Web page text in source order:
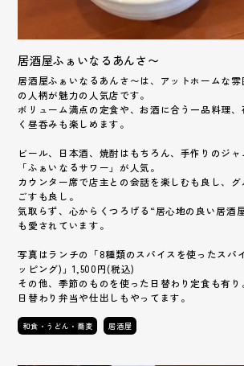
居酒屋ふぁいなるあんさ〜
居酒屋ふぁいなるあんさ〜は、アットホームな
の人柄が魅力の人気店です。
ボリューム満点の定食や、お酒に合う一品料理
く昼呑みも楽しめます。
ビール、日本酒、焼酎はもちろん、手作りのジ
「ふぁいなるサワー」が人気。
カウンター席で店主との会話を楽しむも良し、
ごすも良し。
気取らず、心からくつろげる“居心地の良い居酒
も愛されています。
写真はランチの「8種類のスパイスを使ったスパ
ッピング)」1,500円(税込)
その他、季節のものを使った日替わり定食も有り
日替わり弁当や仕出しもやってます。
和食・うどん・蕎麦 居酒屋